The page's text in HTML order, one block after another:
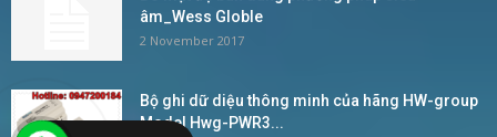
âm_Wess Globle
2 November 2017
Bộ ghi dữ diệu thông minh của hãng HW-group
Model Hwg-PWR3...